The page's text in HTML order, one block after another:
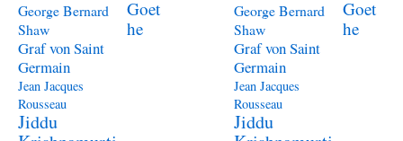
George Bernard
Shaw
Goet
he
Graf von Saint
Germain
Jean Jacques
Rousseau
Jiddu
George Bernard
Shaw
Goet
he
Graf von Saint
Germain
Jean Jacques
Rousseau
Jiddu